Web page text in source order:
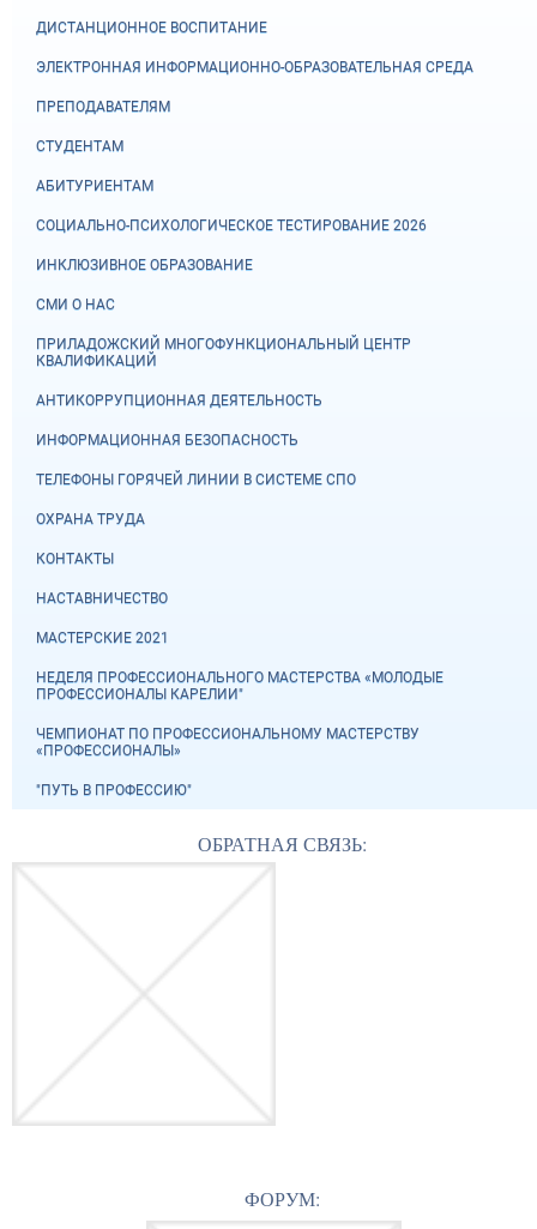
ДИСТАНЦИОННОЕ ВОСПИТАНИЕ
ЭЛЕКТРОННАЯ ИНФОРМАЦИОННО-ОБРАЗОВАТЕЛЬНАЯ СРЕДА
ПРЕПОДАВАТЕЛЯМ
СТУДЕНТАМ
АБИТУРИЕНТАМ
СОЦИАЛЬНО-ПСИХОЛОГИЧЕСКОЕ ТЕСТИРОВАНИЕ 2026
ИНКЛЮЗИВНОЕ ОБРАЗОВАНИЕ
СМИ О НАС
ПРИЛАДОЖСКИЙ МНОГОФУНКЦИОНАЛЬНЫЙ ЦЕНТР
КВАЛИФИКАЦИЙ
АНТИКОРРУПЦИОННАЯ ДЕЯТЕЛЬНОСТЬ
ИНФОРМАЦИОННАЯ БЕЗОПАСНОСТЬ
ТЕЛЕФОНЫ ГОРЯЧЕЙ ЛИНИИ В СИСТЕМЕ СПО
ОХРАНА ТРУДА
КОНТАКТЫ
НАСТАВНИЧЕСТВО
МАСТЕРСКИЕ 2021
НЕДЕЛЯ ПРОФЕССИОНАЛЬНОГО МАСТЕРСТВА «МОЛОДЫЕ
ПРОФЕССИОНАЛЫ КАРЕЛИИ"
ЧЕМПИОНАТ ПО ПРОФЕССИОНАЛЬНОМУ МАСТЕРСТВУ
«ПРОФЕССИОНАЛЫ»
"ПУТЬ В ПРОФЕССИЮ"
ОБРАТНАЯ СВЯЗЬ:
ФОРУМ: